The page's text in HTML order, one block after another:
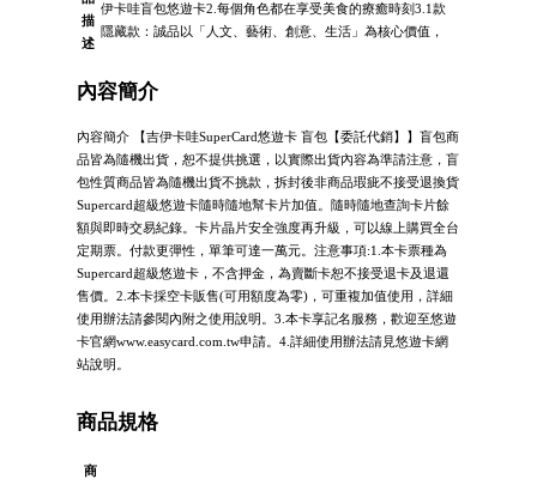
描
述
伊卡哇盲包悠遊卡2.每個角色都在享受美食的療癒時刻3.1款
隱藏款：誠品以「人文、藝術、創意、生活」為核心價值，
內容簡介
內容簡介 【吉伊卡哇SuperCard悠遊卡 盲包【委託代銷】】盲包商
品皆為隨機出貨，恕不提供挑選，以實際出貨內容為準請注意，盲
包性質商品皆為隨機出貨不挑款，拆封後非商品瑕疵不接受退換貨
Supercard超級悠遊卡隨時隨地幫卡片加值。隨時隨地查詢卡片餘
額與即時交易紀錄。卡片晶片安全強度再升級，可以線上購買全台
定期票。付款更彈性，單筆可達一萬元。注意事項:1.本卡票種為
Supercard超級悠遊卡，不含押金，為賣斷卡恕不接受退卡及退還
售價。2.本卡採空卡販售(可用額度為零)，可重複加值使用，詳細
使用辦法請參閱內附之使用說明。3.本卡享記名服務，歡迎至悠遊
卡官網www.easycard.com.tw申請。4.詳細使用辦法請見悠遊卡網
站說明。
商品規格
商